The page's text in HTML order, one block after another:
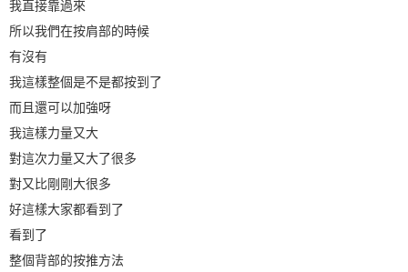
我直接靠過來
所以我們在按肩部的時候
有沒有
我這樣整個是不是都按到了
而且還可以加強呀
我這樣力量又大
對這次力量又大了很多
對又比剛剛大很多
好這樣大家都看到了
看到了
整個背部的按推方法